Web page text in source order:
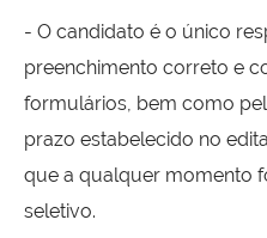
- O candidato é o único
preenchimento correto e
formulários, bem como
prazo estabelecido no
que a qualquer momento
seletivo.